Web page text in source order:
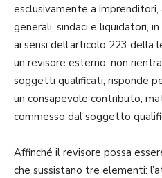
esclusivamente a
generali, sindaci e liquidatori,
ai sensi dell’articolo 223
un revisore esterno, non
soggetti qualificati, risponde
un consapevole contributo,
commesso dal soggetto
Affinché il revisore possa
che sussistano tre elementi: